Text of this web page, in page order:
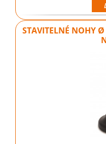
STAVITELNÉ NOHY